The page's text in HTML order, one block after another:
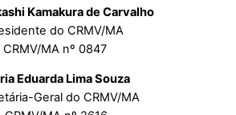
Kamakura de Carvalho
do CRMV/MA
CRMV/MA nº 0847
Eduarda Lima Souza
Geral do CRMV/MA